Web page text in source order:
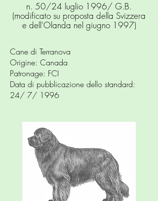
n. 50/24 luglio 1996/ G.B.
(modificato su proposta della Svizzera
e dell'Olanda nel giugno 1997)
Cane di Terranova
Origine: Canada
Patronage: FCI
Data di pubblicazione dello standard:
24/ 7/ 1996